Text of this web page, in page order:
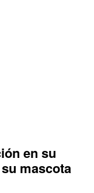
en su
mascota